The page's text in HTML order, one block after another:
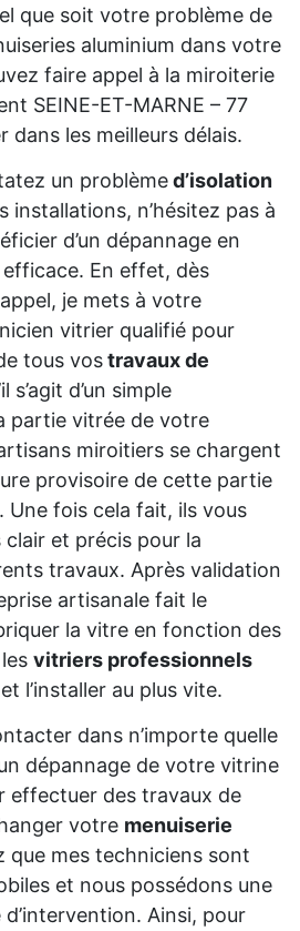
que soit votre problème de
aluminium dans votre
faire appel à la miroiterie
SEINE-ET-MARNE – 77
dans les meilleurs délais.
un problèmed’isolation
installations, n’hésitez pas à
d’un dépannage en
En effet, dès
je mets à votre
vitrier qualifié pour
tous vostravaux de
s’agit d’un simple
partie vitrée de votre
miroitiers se chargent
provisoire de cette partie
Une fois cela fait, ils vous
et précis pour la
travaux. Après validation
artisanale fait le
la vitre en fonction des
vitriers professionnels
et l’installer au plus vite.
dans n’importe quelle
dépannage de votre vitrine
effectuer des travaux de
votre menuiserie
que mes techniciens sont
et nous possédons une
Ainsi, pour